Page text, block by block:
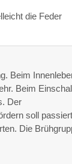
die Feder
Beim
Beim
Der
soll
Die